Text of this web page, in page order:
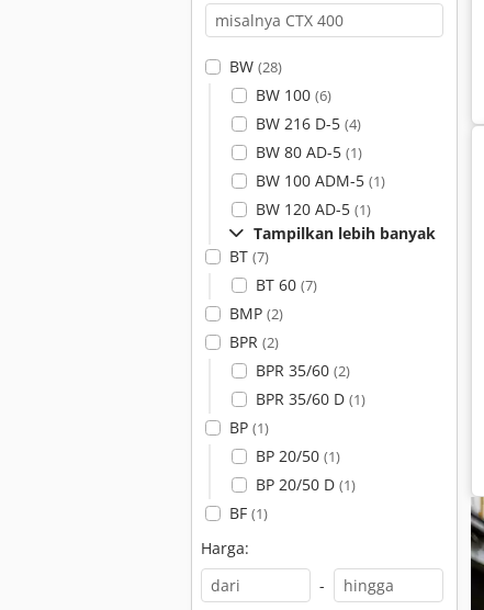
BW (28)
BW 100 (6)
BW 216 D-5 (4)
BW 80 AD-5 (1)
BW 100 ADM-5 (1)
BW 120 AD-5 (1)
Tampilkan lebih banyak
BT (7)
BT 60 (7)
BMP (2)
BPR (2)
BPR 35/60 (2)
BPR 35/60 D (1)
BP (1)
BP 20/50 (1)
BP 20/50 D (1)
BF (1)
Harga:
-